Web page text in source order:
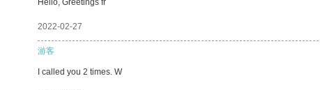
Hello, Greetings fr
2022-02-27
游客
I called you 2 times. W